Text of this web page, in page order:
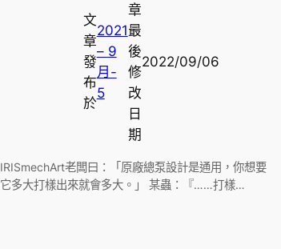
文
章
發
布
於
2021
– 9
月-
5
章
最
後
修
改
日
期
2022/09/06
IRISmechArt老闆曰：「原廠總泵設計是通用，你想要
它多大打樣出來就會多大。」 某蟲：『……打樣…